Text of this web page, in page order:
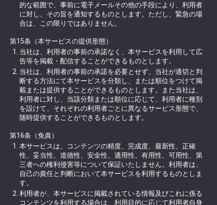
的な範囲で、事前に電子メールその他の手段により、利用者
に対し、その旨を通知するものとします。ただし、緊急の場
合は、この限りではありません。
第15条（本サービスの提供形態）
当社は、利用者の事前の承諾なく、本サービスを利用して広
告等を掲載・配信することができるものとします。
当社は、利用者の事前の承諾を必要とせず、当社が適切と判
断する方法にて本サービスを分類し、または順位をつけて掲
載または提供することができるものとします。また当社は、
利用者に対し、当該分類または順位に応じて、利用者に種別
を設けて、それぞれの利用者ごとに異なるサービス形態で、
随時提供することができるものとします。
第16条（免責）
本サービスは、コンテンツの精度、完成度、最新性、正確
性、妥当性、道徳性、安全性、適用性、有用性、可用性、第
三者への権利侵害等について保証いたしません。利用者は、
自己の責任と判断において本サービスを利用するものとしま
す。
利用者が、本サービスに掲載されている情報及びこれに係る
コンテンツを利用する場合は、利用目的に応じて利用者自身